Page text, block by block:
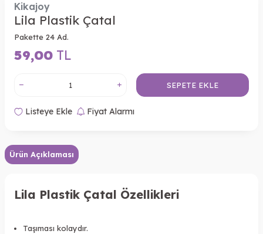
Kikajoy
Lila Plastik Çatal
Pakette 24 Ad.
59,00 TL
SEPETE EKLE
Listeye Ekle Fiyat Alarmı
Ürün Açıklaması
Lila Plastik Çatal Özellikleri
Taşıması kolaydır.